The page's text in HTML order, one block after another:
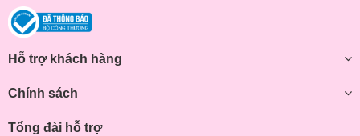
Hỗ trợ khách hàng
Chính sách
Tổng đài hỗ trợ